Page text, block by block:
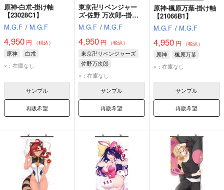
原神-白朮-掛け軸
【23028C1】
M.G.F / M.G.F
4,950 円 （税込）
原神
白朮
×：在庫なし
サンプル
再販希望
東京卍リベンジャー
ズ-佐野 万次郎--掛け
軸【21061A2】
M.G.F / M.G.F
4,950 円 （税込）
東京卍リベンジャーズ
佐野万次郎
×：在庫なし
サンプル
再販希望
原神-楓原万葉-掛け軸
【21066B1】
M.G.F / M.G.F
4,950円 （税込）
原神
楓原万葉
×：在庫なし
サンプル
再販希望